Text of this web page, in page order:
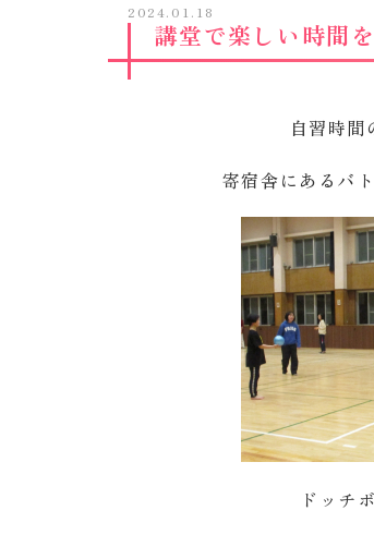
2024.01.18
講堂で楽しい時間
自習時
寄宿舎にあるバ
ドッチ